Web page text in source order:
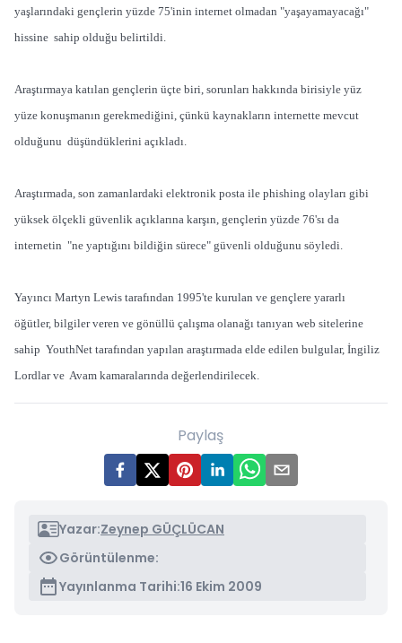
yaşlarındaki gençlerin yüzde 75'inin internet olmadan "yaşayamayacağı"
hissine sahip olduğu belirtildi.
Araştırmaya katılan gençlerin üçte biri, sorunları hakkında birisiyle yüz
yüze konuşmanın gerekmediğini, çünkü kaynakların internette mevcut
olduğunu düşündüklerini açıkladı.
Araştırmada, son zamanlardaki elektronik posta ile phishing olayları gibi
yüksek ölçekli güvenlik açıklarına karşın, gençlerin yüzde 76'sı da
internetin "ne yaptığını bildiğin sürece" güvenli olduğunu söyledi.
Yayıncı Martyn Lewis tarafından 1995'te kurulan ve gençlere yararlı
öğütler, bilgiler veren ve gönüllü çalışma olanağı tanıyan web sitelerine
sahip YouthNet tarafından yapılan araştırmada elde edilen bulgular, İngiliz
Lordlar ve Avam kamaralarında değerlendirilecek.
Paylaş
Yazar:Zeynep GÜÇLÜCAN
Görüntülenme:
Yayınlanma Tarihi:16 Ekim 2009